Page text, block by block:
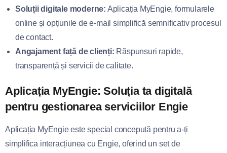
Soluții digitale moderne: Aplicația MyEngie, formularele
online și opțiunile de e-mail simplifică semnificativ procesul
de contact.
Angajament față de clienți: Răspunsuri rapide,
transparență și servicii de calitate.
Aplicația MyEngie: Soluția ta digitală
pentru gestionarea serviciilor Engie
Aplicația MyEngie este special concepută pentru a-ți
simplifica interacțiunea cu Engie, oferind un set de